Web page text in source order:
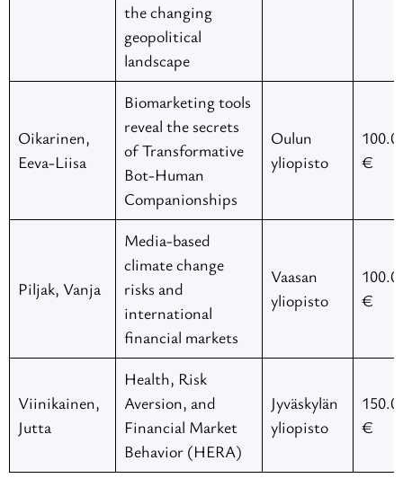
the changing
geopolitical
landscape
Oikarinen,
Eeva-Liisa
Biomarketing tools
reveal the secrets
of Transformative
Bot-Human
Companionships
Oulun
yliopisto
€
Piljak, Vanja
Media-based
climate change
risks and
international
financial markets
Vaasan
yliopisto
€
Viinikainen,
Jutta
Health, Risk
Aversion, and
Financial Market
Behavior (HERA)
Jyväskylän
yliopisto
€